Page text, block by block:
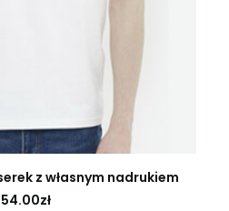
NADRUK
z własnym nadrukiem
54.00zł